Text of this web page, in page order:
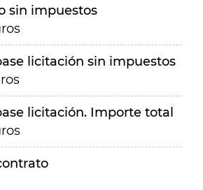
sin impuestos
licitación sin impuestos
licitación. Importe total